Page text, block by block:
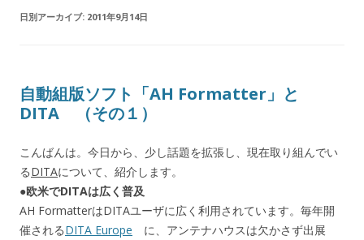
日別アーカイブ: 2011年9月14日
自動組版ソフト「AH Formatter」と
DITA （その１）
こんばんは。今日から、少し話題を拡張し、現在取り組んでい
るDITAについて、紹介します。
●欧米でDITAは広く普及
AH FormatterはDITAユーザに広く利用されています。毎年開
催されるDITA Europe に、アンテナハウスは欠かさず出展